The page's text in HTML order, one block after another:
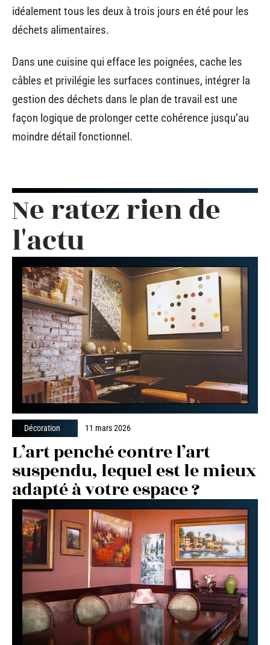
idéalement tous les deux à trois jours en été pour les
déchets alimentaires.
Dans une cuisine qui efface les poignées, cache les
câbles et privilégie les surfaces continues, intégrer la
gestion des déchets dans le plan de travail est une
façon logique de prolonger cette cohérence jusqu’au
moindre détail fonctionnel.
Ne ratez rien de
l'actu
Décoration 11 mars 2026
L’art penché contre l’art
suspendu, lequel est le mieux
adapté à votre espace ?